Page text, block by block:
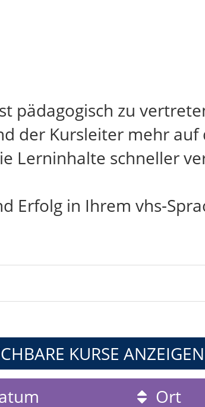
pädagogisch zu
der Kursleiter mehr
Lerninhalte schneller
Erfolg in Ihrem vhs-
KURSE ANZEIGEN
Ort